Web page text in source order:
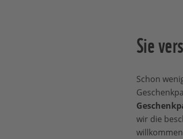
Sie
Schon
wir die